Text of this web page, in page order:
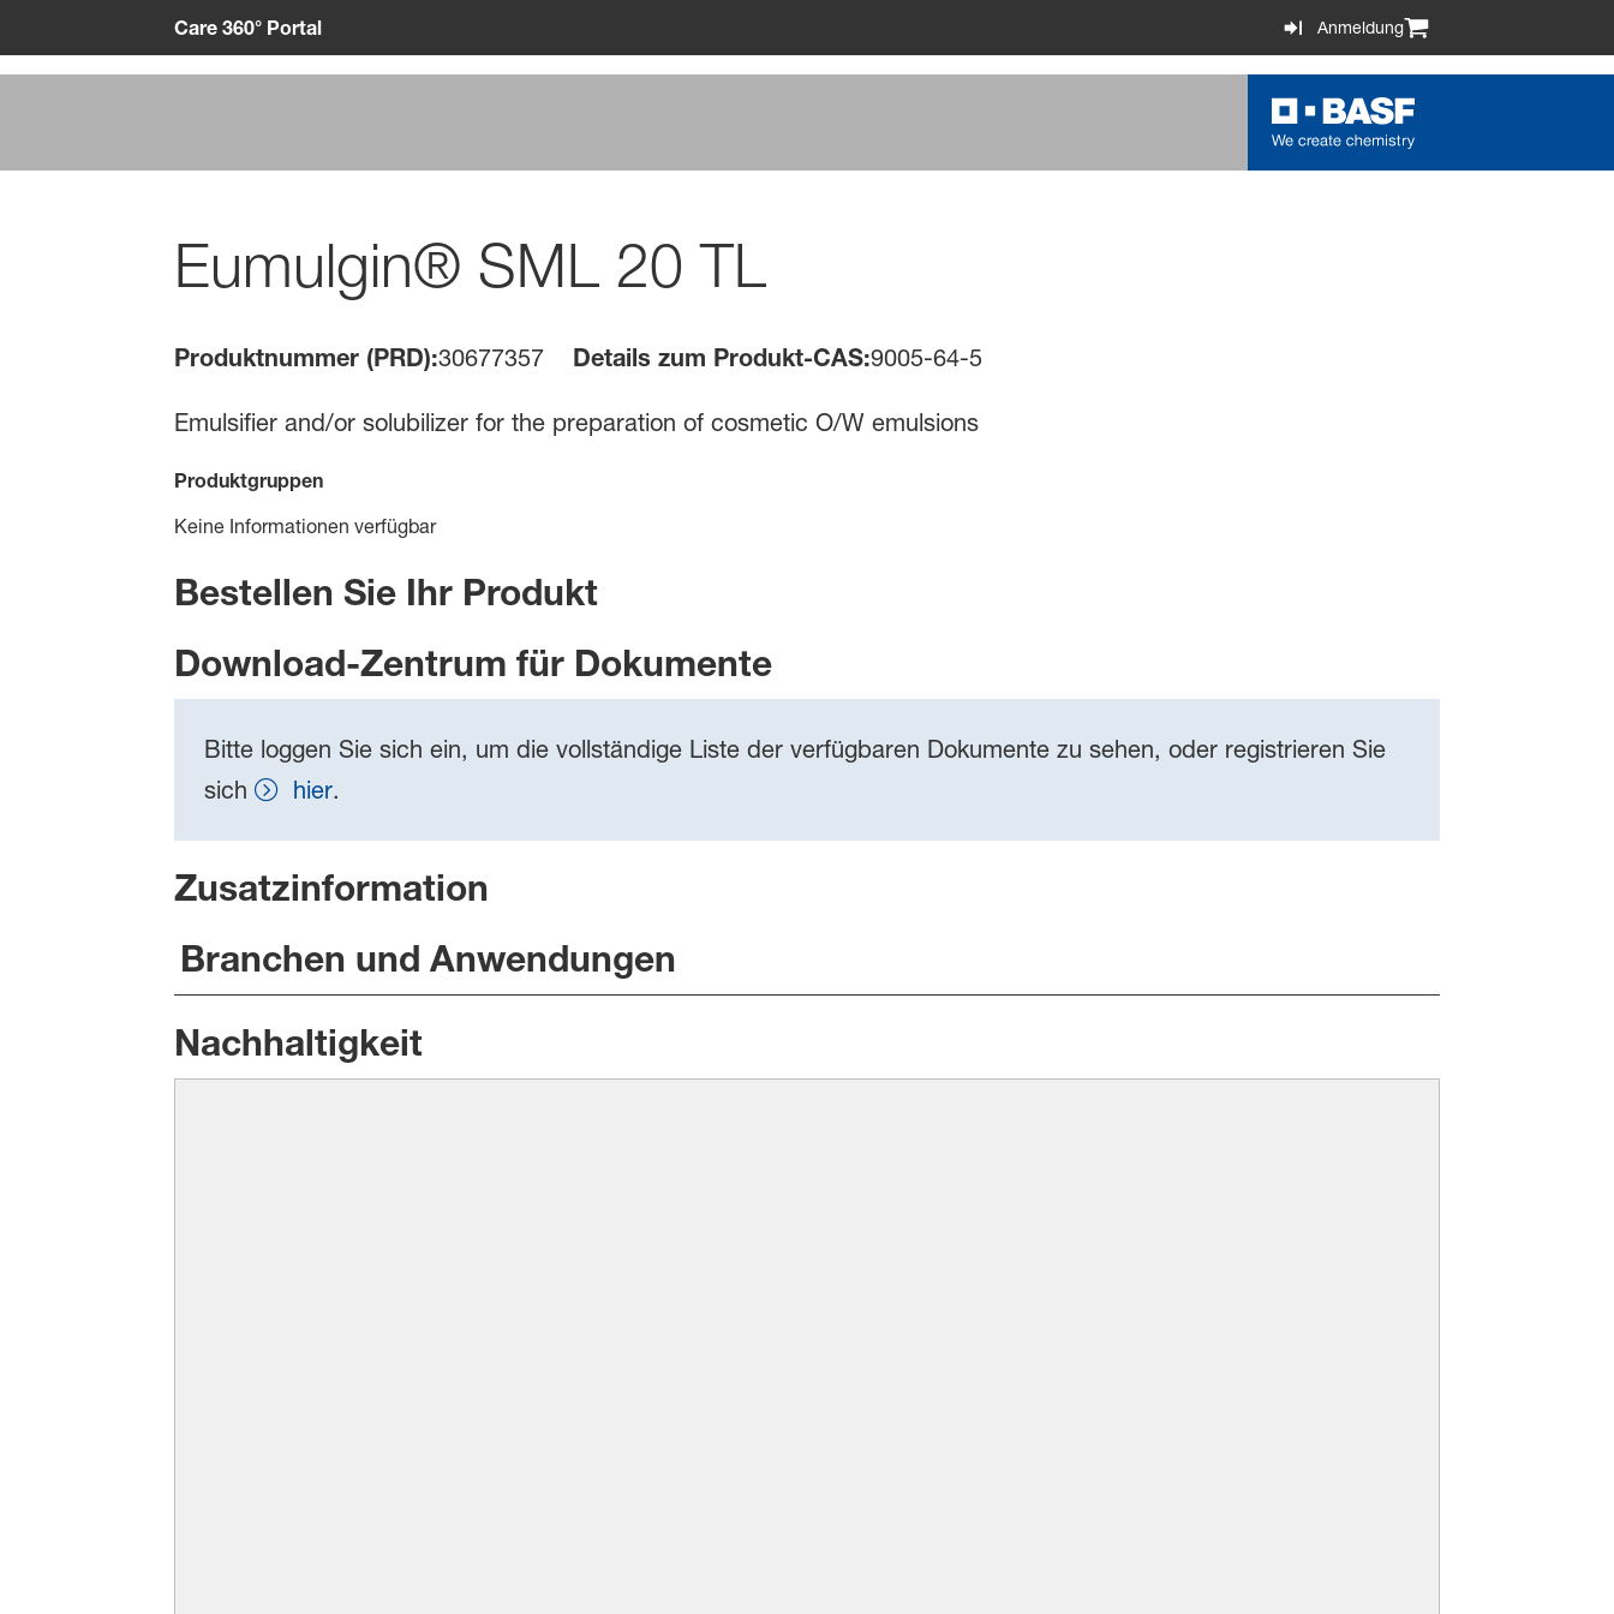
Care 360° Portal Anmeldung
Eumulgin® SML 20 TL
Produktnummer (PRD):30677357 Details zum Produkt-CAS:9005-64-5
Emulsifier and/or solubilizer for the preparation of cosmetic O/W emulsions
Produktgruppen
Keine Informationen verfügbar
Bestellen Sie Ihr Produkt
Download-Zentrum für Dokumente
Bitte loggen Sie sich ein, um die vollständige Liste der verfügbaren Dokumente zu sehen, oder registrieren Sie
sich
hier.
Zusatzinformation
Branchen und Anwendungen
Nachhaltigkeit